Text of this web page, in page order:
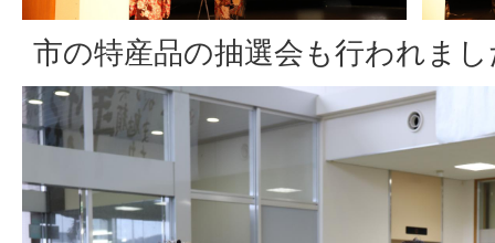
市の特産品の抽選会も行われま